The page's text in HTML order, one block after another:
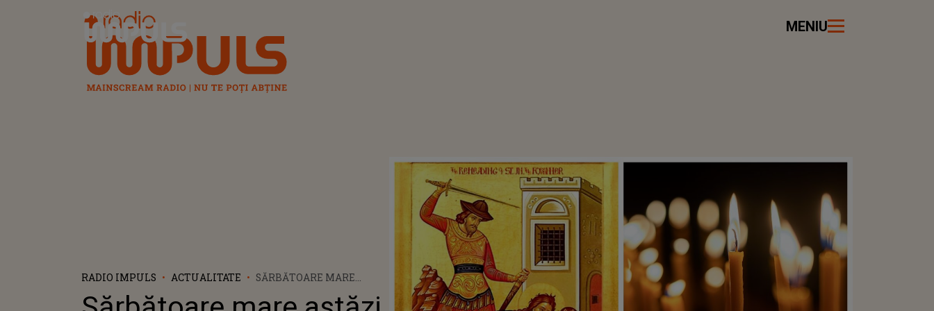
Radio Impuls MENIU
RADIO IMPULS ACTUALITATE
SĂRBĂTOARE MARE
CREȘTINII PRĂZNUIESC